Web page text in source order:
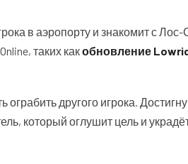
в аэропорту и знакомит с
таких какобновление
другого игрока.
который оглушит цель и